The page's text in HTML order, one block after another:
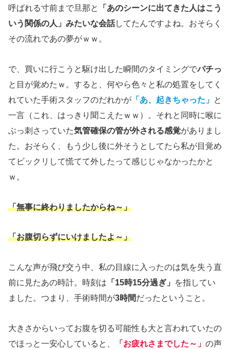
呼ばれる寸前まで旦那と
「あのシーンに出てきた人はこう
いう関係の人」みたいな会話してたんですよね。おそらく
その流れであの夢がｗｗ。
で、買いに行こうと駆け出した瞬間のタイミングでパチっ
と目が覚めたｗ。すると、何やら色々と私の処置をしてく
れていた手術スタッフのだれかが 「あ、起きちゃった」 と
一言（これ、はっきり聞こえたｗｗ）。それと同時に喉に
ぶっ刺さっていた気管確保の管が外される感覚がありまし
た。おそらく、もう少し後に外そうとしてたら私が目覚め
てビックリして慌てて外したって感じじゃなかったかと
ｗ。
「無事に終わりましたからね～」
「お腹切らずにいけましたよ～」
こんな声が飛び交う中、私の目線に入ったのは気を失う直
前に見たあの時計。時刻は 「15時15分過ぎ」
を指してい
ました。つまり、手術時間が3時間だったということ。
大きさからいってお腹を切る可能性も大と言われていたの
でほっと一安心していると、
「お疲れさまでした～」 の声